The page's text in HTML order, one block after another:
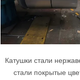
Катушки стали
стали покрытые